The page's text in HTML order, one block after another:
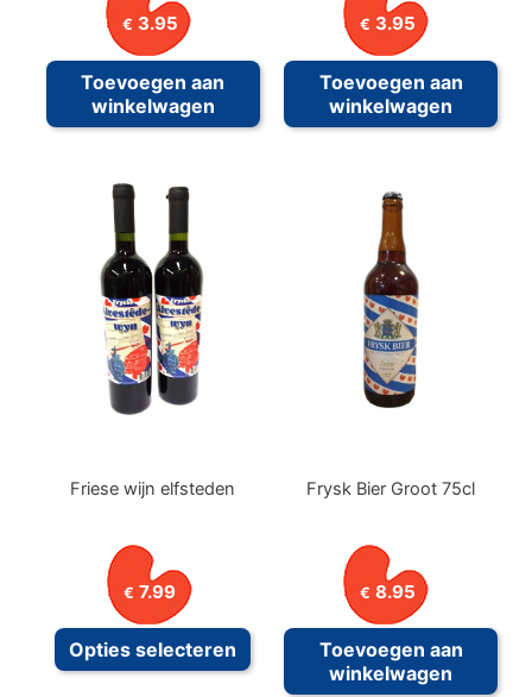
€ 3.95
Toevoegen aan
winkelwagen
€ 3.95
Toevoegen aan
winkelwagen
Friese wijn elfsteden
€ 7.99
Opties selecteren
Dit
product
Frysk Bier Groot 75cl
€ 8.95
Toevoegen aan
winkelwagen